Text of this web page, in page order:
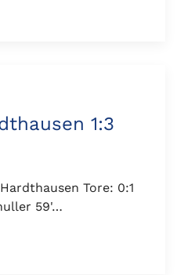
1:3
Tore: 0:1
59'…